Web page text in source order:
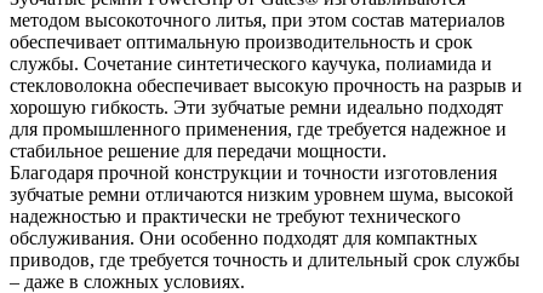
методом высокоточного литья, при этом состав материалов
обеспечивает оптимальную производительность и срок
службы. Сочетание синтетического каучука, полиамида и
стекловолокна обеспечивает высокую прочность на разрыв и
хорошую гибкость. Эти зубчатые ремни идеально подходят
для промышленного применения, где требуется надежное и
стабильное решение для передачи мощности.
Благодаря прочной конструкции и точности изготовления
зубчатые ремни отличаются низким уровнем шума, высокой
надежностью и практически не требуют технического
обслуживания. Они особенно подходят для компактных
приводов, где требуется точность и длительный срок службы
– даже в сложных условиях.